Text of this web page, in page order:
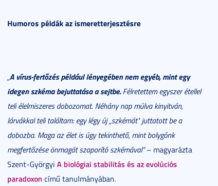
Humoros példák az ismeretterjesztésre
„A vírus-fertőzés például lényegében nem egyéb, mint egy
idegen szkéma bejuttatása a sejtbe.Félretettem egyszer étellel
teli élelmiszeres dobozomat. Néhány nap múlva kinyitván,
lárvákkal teli találtam: egy légy új „szkémát" juttatott be a
dobozba. Maga az élet is úgy tekinthető, mint bolygónk
megfertőzése önmagát szaporító szkémával”– magyarázta
Szent-Györgyi A biológiai stabilitás és az evolúciós
paradoxon című tanulmányában.